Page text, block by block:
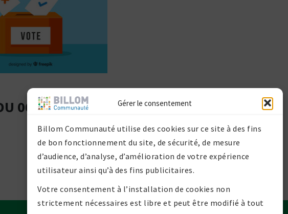
Gérer le consentement
Billom Communauté utilise des cookies sur ce site à des fins
de bon fonctionnement du site, de sécurité, de mesure
d’audience, d’analyse, d’amélioration de votre expérience
utilisateur ainsi qu’à des fins publicitaires.
Votre consentement à l’installation de cookies non
strictement nécessaires est libre et peut être modifié à tout
06 JUILLET 2026